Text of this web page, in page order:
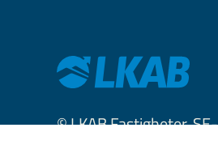
© LKAB Fastigheter,